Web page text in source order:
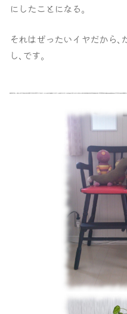
にしたことになる｡
それはぜったいイヤだから
し､です｡